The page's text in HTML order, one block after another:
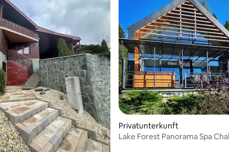
Privatunterkunft
Lake Forest Panorama Spa